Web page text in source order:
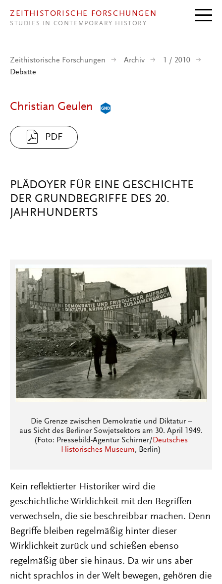
ZEITHISTORISCHE FORSCHUNGEN
STUDIES IN CONTEMPORARY HISTORY
Zeithistorische Forschungen Archiv
1 / 2010
Debatte
Christian Geulen
PDF
PLÄDOYER FÜR EINE GESCHICHTE
DER GRUNDBEGRIFFE DES 20.
JAHRHUNDERTS
Die Grenze zwischen Demokratie und Diktatur –
aus Sicht des Berliner Sowjetsektors am 30. April 1949.
(Foto: Pressebild-Agentur Schirner/ Deutsches
Historisches Museum, Berlin)
Kein reflektierter Historiker wird die
geschichtliche Wirklichkeit mit den Begriffen
verwechseln, die sie beschreibbar machen. Denn
Begriffe bleiben regelmäßig hinter dieser
Wirklichkeit zurück und schießen ebenso
regelmäßig über sie hinaus. Da wir uns aber
nicht sprachlos in der Welt bewegen, gehören die